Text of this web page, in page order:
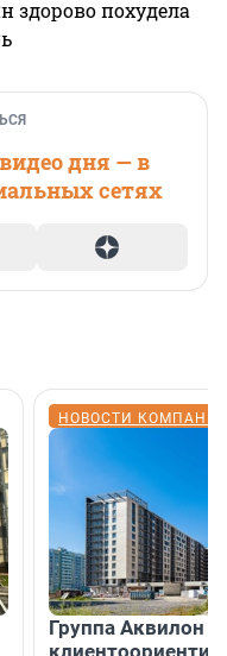
здорово похудела
дня — в
сетях
НОВОСТИ
Группа Аквилон